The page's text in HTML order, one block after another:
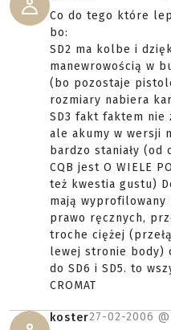
Co do tego które
bo:
SD2 ma kolbe i
manewrowością w
(bo pozostaje
rozmiary nabiera
SD3 fakt faktem nie
ale akumy w wersji
bardzo staniały (od
CQB jest O WIELE
też kwestia gustu)
mają
prawo ręcznych,
troche ciężej
lewej stronie body)
do SD6 i SD5. to
CROMAT
koster27-02-2006 @